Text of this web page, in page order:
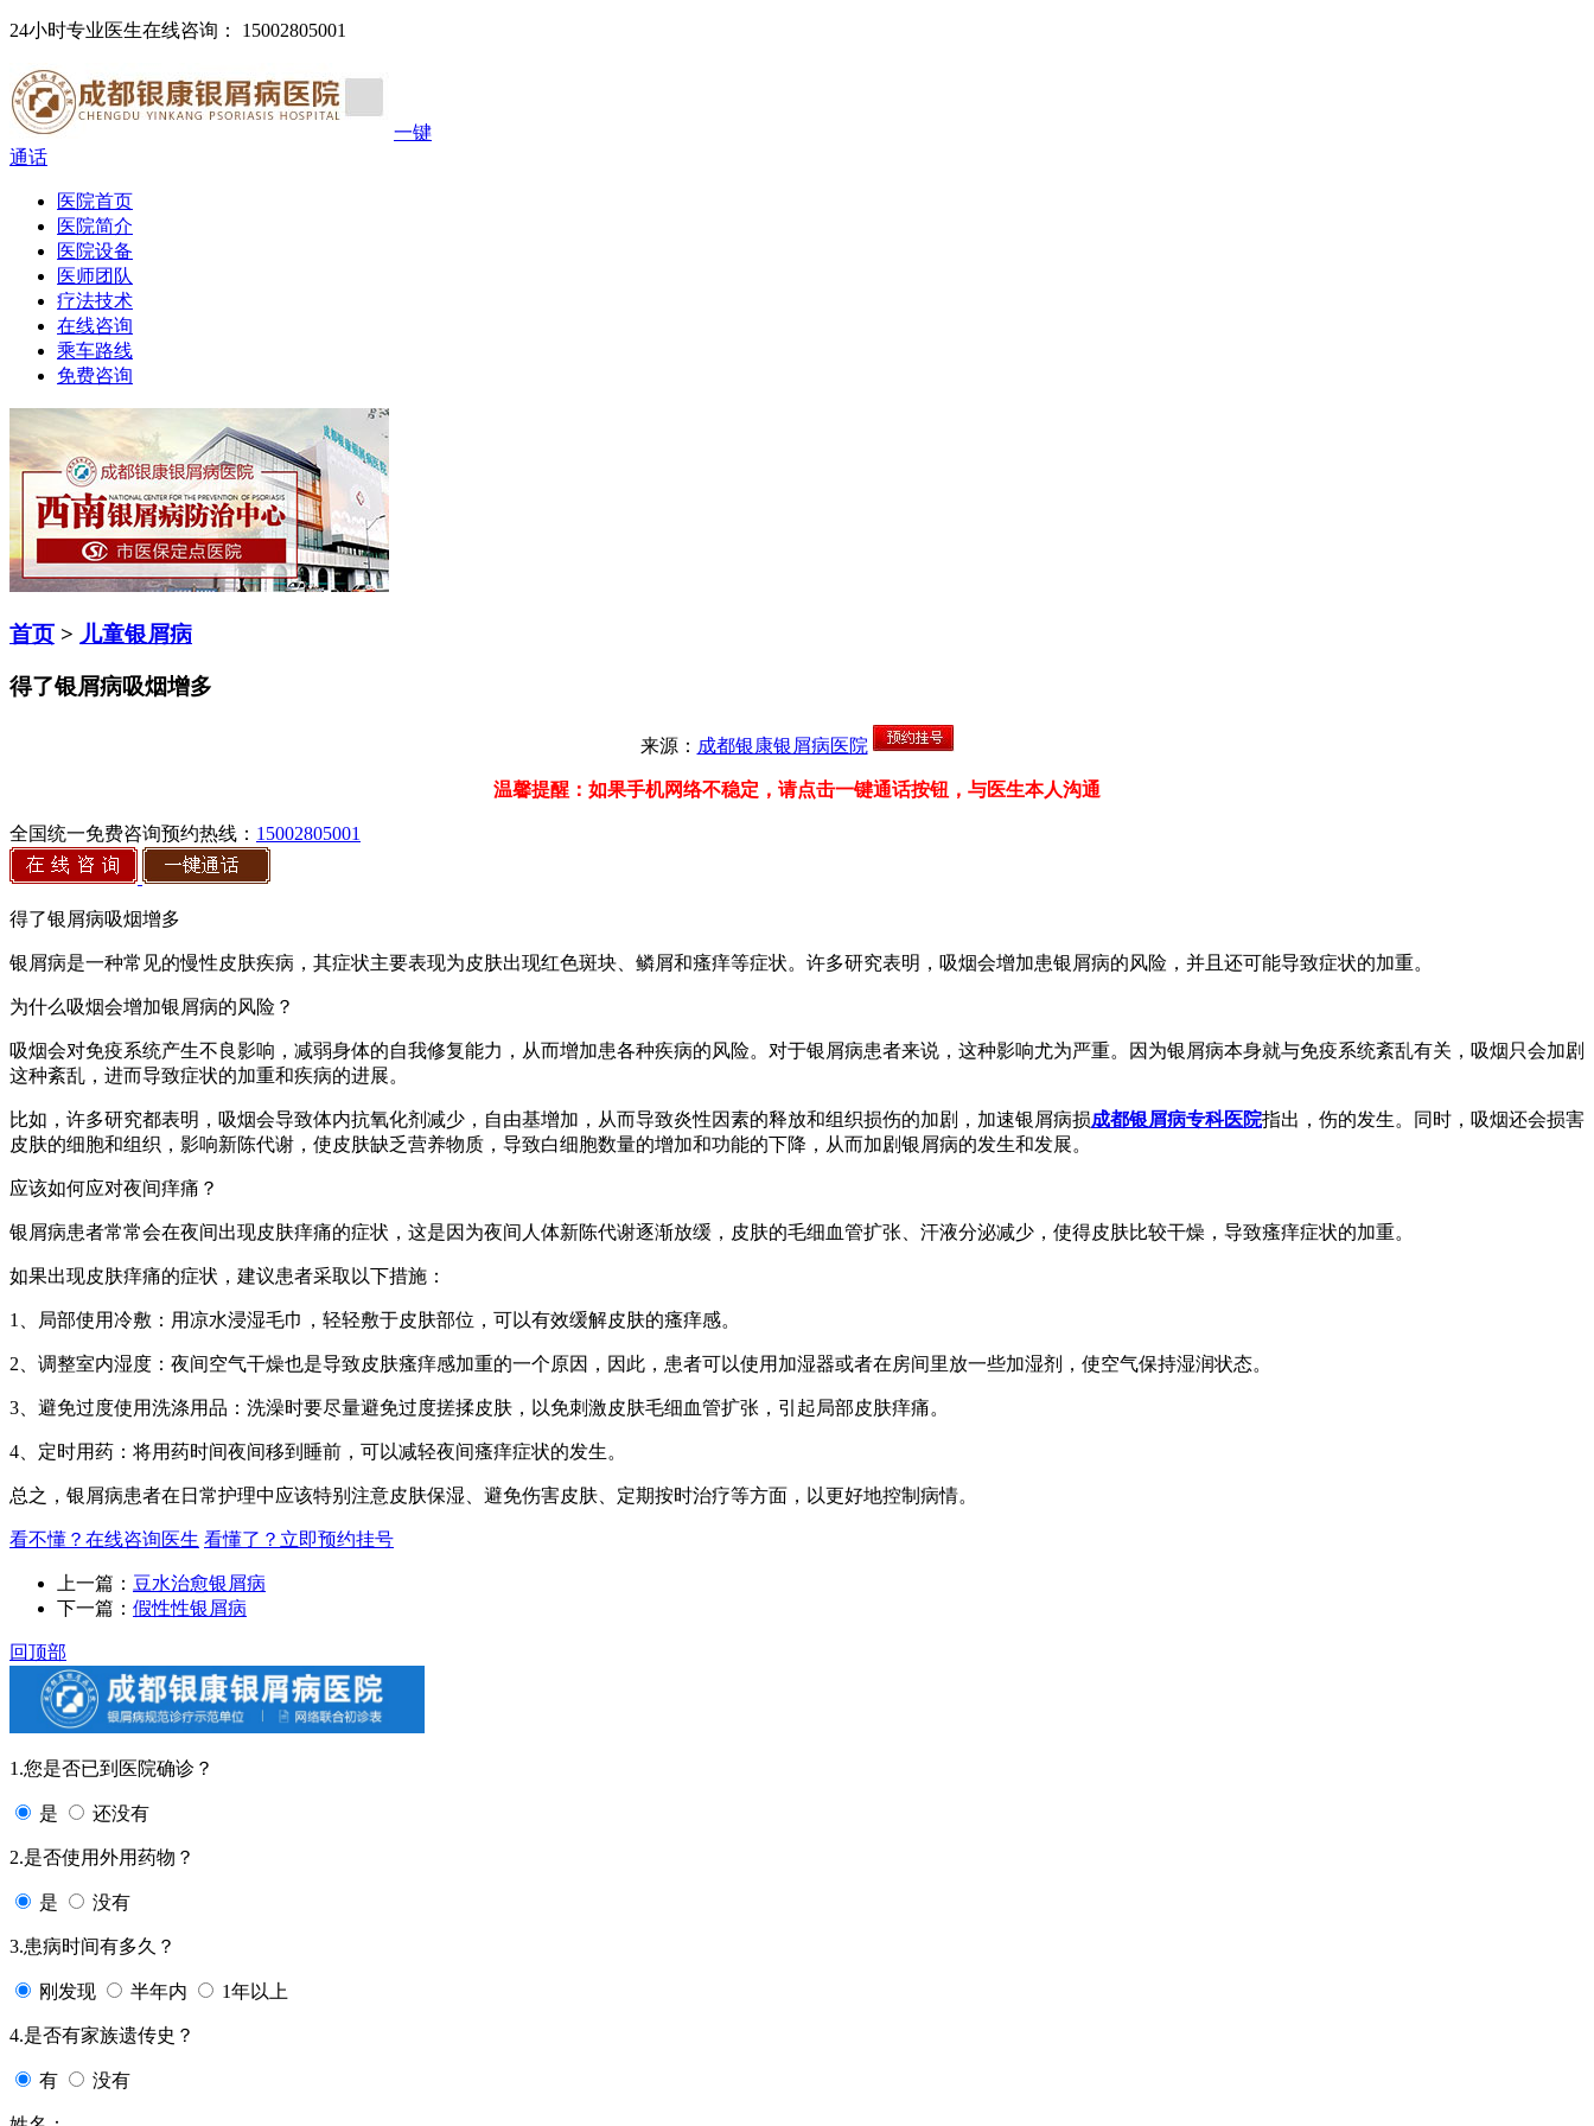
24小时专业医生在线咨询： 15002805001
一键
通话
医院首页
医院简介
医院设备
医师团队
疗法技术
在线咨询
乘车路线
免费咨询
首页 > 儿童银屑病
得了银屑病吸烟增多
来源： 成都银康银屑病医院
温馨提醒：如果手机网络不稳定，请点击一键通话按钮，与医生本人沟通
全国统一免费咨询预约热线： 15002805001
得了银屑病吸烟增多
银屑病是一种常见的慢性皮肤疾病，其症状主要表现为皮肤出现红色斑块、鳞屑和瘙痒等症状。许多研究表明，吸烟会增加患银屑病的风险，并且还可能导致症状的加重。
为什么吸烟会增加银屑病的风险？
吸烟会对免疫系统产生不良影响，减弱身体的自我修复能力，从而增加患各种疾病的风险。对于银屑病患者来说，这种影响尤为严重。因为银屑病本身就与免疫系统紊乱有关，吸烟只会加剧
这种紊乱，进而导致症状的加重和疾病的进展。
比如，许多研究都表明，吸烟会导致体内抗氧化剂减少，自由基增加，从而导致炎性因素的释放和组织损伤的加剧，加速银屑病损成都银屑病专科医院指出，伤的发生。同时，吸烟还会损害
皮肤的细胞和组织，影响新陈代谢，使皮肤缺乏营养物质，导致白细胞数量的增加和功能的下降，从而加剧银屑病的发生和发展。
应该如何应对夜间痒痛？
银屑病患者常常会在夜间出现皮肤痒痛的症状，这是因为夜间人体新陈代谢逐渐放缓，皮肤的毛细血管扩张、汗液分泌减少，使得皮肤比较干燥，导致瘙痒症状的加重。
如果出现皮肤痒痛的症状，建议患者采取以下措施：
1、局部使用冷敷：用凉水浸湿毛巾，轻轻敷于皮肤部位，可以有效缓解皮肤的瘙痒感。
2、调整室内湿度：夜间空气干燥也是导致皮肤瘙痒感加重的一个原因，因此，患者可以使用加湿器或者在房间里放一些加湿剂，使空气保持湿润状态。
3、避免过度使用洗涤用品：洗澡时要尽量避免过度搓揉皮肤，以免刺激皮肤毛细血管扩张，引起局部皮肤痒痛。
4、定时用药：将用药时间夜间移到睡前，可以减轻夜间瘙痒症状的发生。
总之，银屑病患者在日常护理中应该特别注意皮肤保湿、避免伤害皮肤、定期按时治疗等方面，以更好地控制病情。
看不懂？在线咨询医生 看懂了？立即预约挂号
上一篇： 豆水治愈银屑病
下一篇： 假性性银屑病
回顶部
1.您是否已到医院确诊？
是 还没有
2.是否使用外用药物？
是 没有
3.患病时间有多久？
刚发现 半年内 1年以上
4.是否有家族遗传史？
有 没有